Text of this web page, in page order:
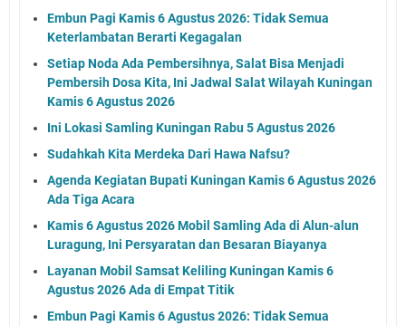
Embun Pagi Kamis 6 Agustus 2026: Tidak Semua
Keterlambatan Berarti Kegagalan
Setiap Noda Ada Pembersihnya, Salat Bisa Menjadi
Pembersih Dosa Kita, Ini Jadwal Salat Wilayah Kuningan
Kamis 6 Agustus 2026
Ini Lokasi Samling Kuningan Rabu 5 Agustus 2026
Sudahkah Kita Merdeka Dari Hawa Nafsu?
Agenda Kegiatan Bupati Kuningan Kamis 6 Agustus 2026
Ada Tiga Acara
Kamis 6 Agustus 2026 Mobil Samling Ada di Alun-alun
Luragung, Ini Persyaratan dan Besaran Biayanya
Layanan Mobil Samsat Keliling Kuningan Kamis 6
Agustus 2026 Ada di Empat Titik
Embun Pagi Kamis 6 Agustus 2026: Tidak Semua